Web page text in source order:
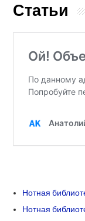
Статьи
Нотная
Нотная